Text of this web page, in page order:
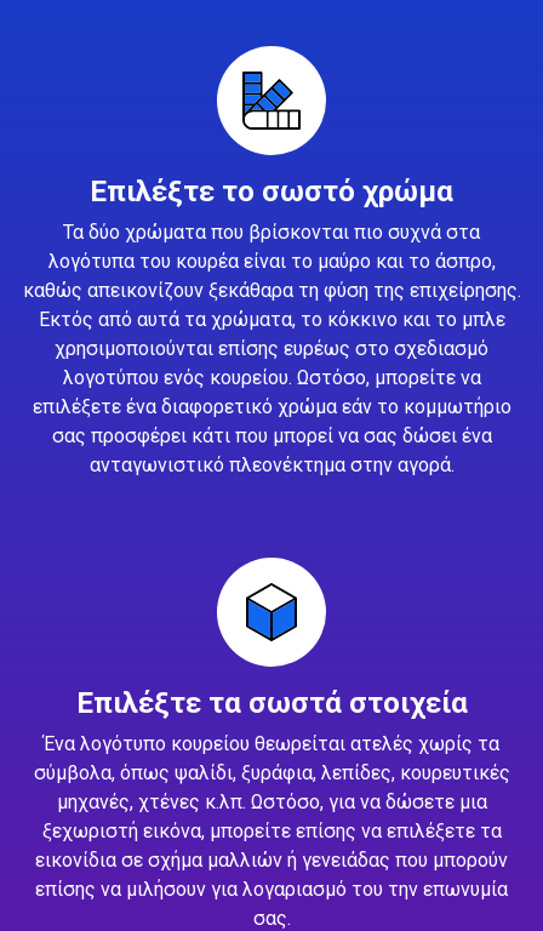
Επιλέξτε το σωστό χρώμα
Τα δύο χρώματα που βρίσκονται πιο συχνά στα
λογότυπα του κουρέα είναι το μαύρο και το άσπρο,
καθώς απεικονίζουν ξεκάθαρα τη φύση της επιχείρησης.
Εκτός από αυτά τα χρώματα, το κόκκινο και το μπλε
χρησιμοποιούνται επίσης ευρέως στο σχεδιασμό
λογοτύπου ενός κουρείου. Ωστόσο, μπορείτε να
επιλέξετε ένα διαφορετικό χρώμα εάν το κομμωτήριο
σας προσφέρει κάτι που μπορεί να σας δώσει ένα
ανταγωνιστικό πλεονέκτημα στην αγορά.
Επιλέξτε τα σωστά στοιχεία
Ένα λογότυπο κουρείου θεωρείται ατελές χωρίς τα
σύμβολα, όπως ψαλίδι, ξυράφια, λεπίδες, κουρευτικές
μηχανές, χτένες κ.λπ. Ωστόσο, για να δώσετε μια
ξεχωριστή εικόνα, μπορείτε επίσης να επιλέξετε τα
εικονίδια σε σχήμα μαλλιών ή γενειάδας που μπορούν
επίσης να μιλήσουν για λογαριασμό του την επωνυμία
σας.